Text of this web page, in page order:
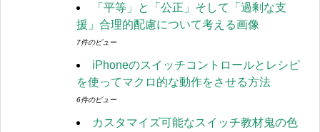
「平等」と「公正」そして「過剰な支
援」合理的配慮について考える画像
7件のビュー
iPhoneのスイッチコントロールとレシピ
を使ってマクロ的な動作をさせる方法
6件のビュー
カスタマイズ可能なスイッチ教材鬼の色